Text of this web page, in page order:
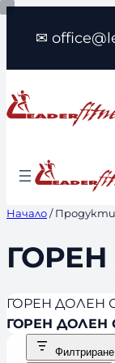
Към
✉
Начало/
ГОРЕН
ГОРЕН ДОЛЕН
ГОРЕН ДОЛЕН